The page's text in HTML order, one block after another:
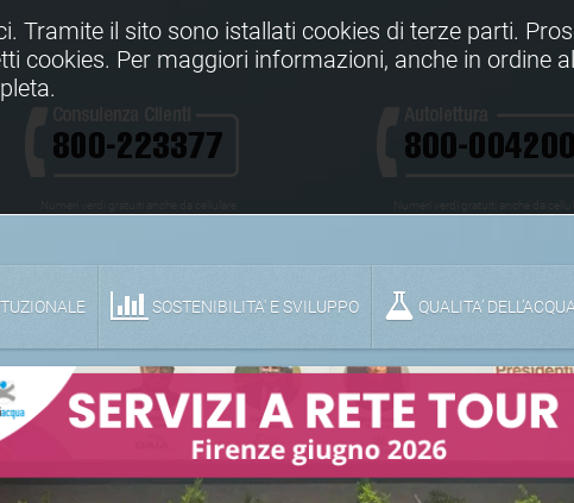
SOSTENIBILITA' E SVILUPPO QUALITA’
Tramite il sito sono istallati cookies di terze parti.
cookies. Per maggiori informazioni, anche in ordine